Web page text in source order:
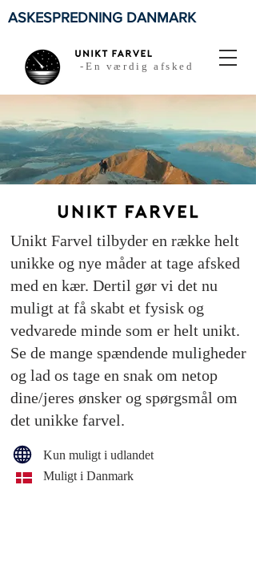
-En værdig afsked
ASKESPREDNING DANMARK
Unikt Farvel tilbyder en række helt
unikke og nye måder at tage afsked
med en kær. Dertil gør vi det nu
muligt at få skabt et fysisk og
vedvarede minde som er helt unikt.
Se de mange spændende muligheder
og lad os tage en snak om netop
dine/jeres ønsker og spørgsmål om
det unikke farvel.
Kun muligt i udlandet
Muligt i Danmark